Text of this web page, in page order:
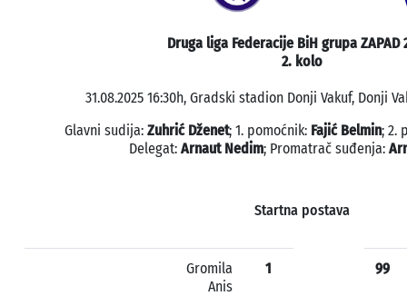
Druga liga Federacije BiH grupa ZAPAD
2. kolo
31.08.2025 16:30h, Gradski stadion Donji Vakuf, Donji
Glavni sudija: Zuhrić Dženet; 1. pomoćnik: Fajić Belmin; 2.
Delegat: Arnaut Nedim; Promatrač suđenja:
Startna postava
Gromila
Anis
1 99